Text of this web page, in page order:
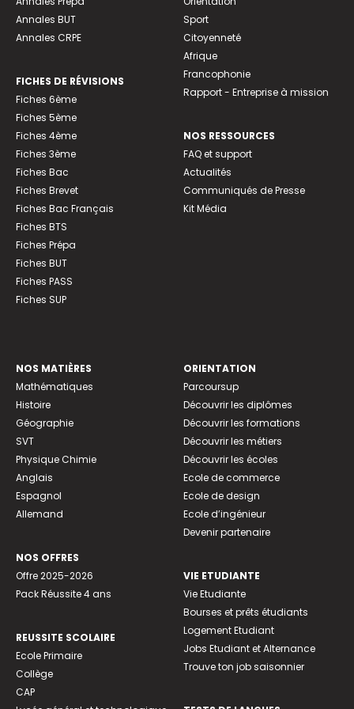
Annales BUT
Annales CRPE
FICHES DE RÉVISIONS
Fiches 6ème
Fiches 5ème
Fiches 4ème
Fiches 3ème
Fiches Bac
Fiches Brevet
Fiches Bac Français
Fiches BTS
Fiches Prépa
Fiches BUT
Fiches PASS
Fiches SUP
Sport
Citoyenneté
Afrique
Francophonie
Rapport - Entreprise à mission
NOS RESSOURCES
FAQ et support
Actualités
Communiqués de Presse
Kit Média
NOS MATIÈRES
Mathématiques
Histoire
Géographie
SVT
Physique Chimie
Anglais
Espagnol
Allemand
NOS OFFRES
Offre 2025-2026
Pack Réussite 4 ans
REUSSITE SCOLAIRE
Ecole Primaire
Collège
CAP
ORIENTATION
Parcoursup
Découvrir les diplômes
Découvrir les formations
Découvrir les métiers
Découvrir les écoles
Ecole de commerce
Ecole de design
Ecole d’ingénieur
Devenir partenaire
VIE ETUDIANTE
Vie Etudiante
Bourses et prêts étudiants
Logement Etudiant
Jobs Etudiant et Alternance
Trouve ton job saisonnier